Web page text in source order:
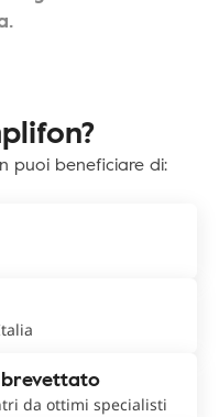
puoi beneficiare di:
da ottimi specialisti